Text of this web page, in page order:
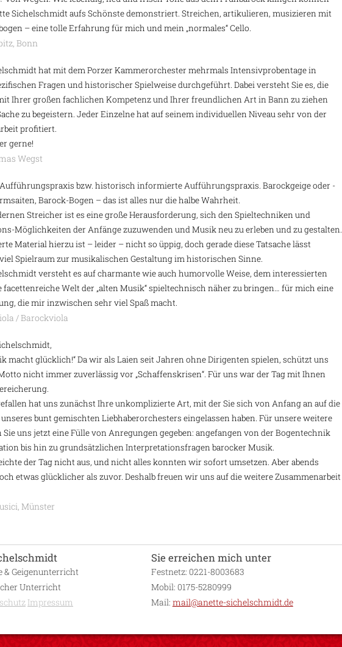
Sichelschmidt aufs Schönste demonstriert. Streichen, artikulieren, musizieren mit
– eine tolle Erfahrung für mich und mein „normales“ Cello.
Bonn
hat mit dem Porzer Kammerorchester mehrmals Intensivprobentage in
Fragen und historischer Spielweise durchgeführt. Dabei versteht Sie es, die
Ihrer großen fachlichen Kompetenz und Ihrer freundlichen Art in Bann zu ziehen
zu begeistern. Jeder Einzelne hat auf seinem individuellen Niveau sehr von der
profitiert.
gerne!
Wegst
bzw. historisch informierte Aufführungspraxis. Barockgeige oder -
Barock-Bogen – das ist alles nur die halbe Wahrheit.
Streicher ist es eine große Herausforderung, sich den Spieltechniken und
Möglichkeiten der Anfänge zuzuwenden und Musik neu zu erleben und zu gestalten.
Material hierzu ist – leider – nicht so üppig, doch gerade diese Tatsache lässt
Spielraum zur musikalischen Gestaltung im historischen Sinne.
versteht es auf charmante wie auch humorvolle Weise, dem interessierten
facettenreiche Welt der „alten Musik“ spieltechnisch näher zu bringen… für mich eine
die mir inzwischen sehr viel Spaß macht.
/ Barockviola
macht glücklich!“ Da wir als Laien seit Jahren ohne Dirigenten spielen, schützt uns
nicht immer zuverlässig vor „Schaffenskrisen“. Für uns war der Tag mit Ihnen
hat uns zunächst Ihre unkomplizierte Art, mit der Sie sich von Anfang an auf die
bunt gemischten Liebhaberorchesters eingelassen haben. Für unsere weitere
Sie uns jetzt eine Fülle von Anregungen gegeben: angefangen von der Bogentechnik
bis hin zu grundsätzlichen Interpretationsfragen barocker Musik.
der Tag nicht aus, und nicht alles konnten wir sofort umsetzen. Aber abends
etwas glücklicher als zuvor. Deshalb freuen wir uns auf die weitere Zusammenarbeit
Münster
& Geigenunterricht
Unterricht
Impressum
Sie erreichen mich unter
Festnetz: 0221-8003683
Mobil: 0175-5280999
Mail: mail@anette-sichelschmidt.de